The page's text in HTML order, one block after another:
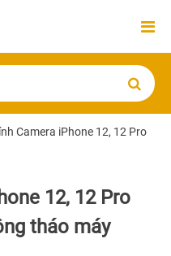
Camera iPhone 12, 12 Pro
12, 12 Pro
tháo máy